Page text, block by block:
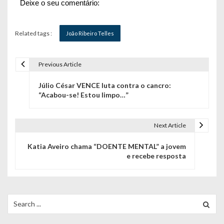
Deixe o seu comentário:
Related tags : João Ribeiro Telles
ã
o
Previous Article
Júlio César VENCE luta contra o cancro:
“Acabou-se! Estou limpo…”
Next Article
Katia Aveiro chama “DOENTE MENTAL” a jovem
e recebe resposta
for: